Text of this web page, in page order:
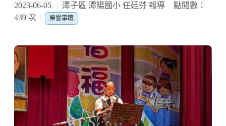
2023-06-05 潭子區 潭陽國小 任廷芬 報導
點閱數：
439 次
榮譽事蹟